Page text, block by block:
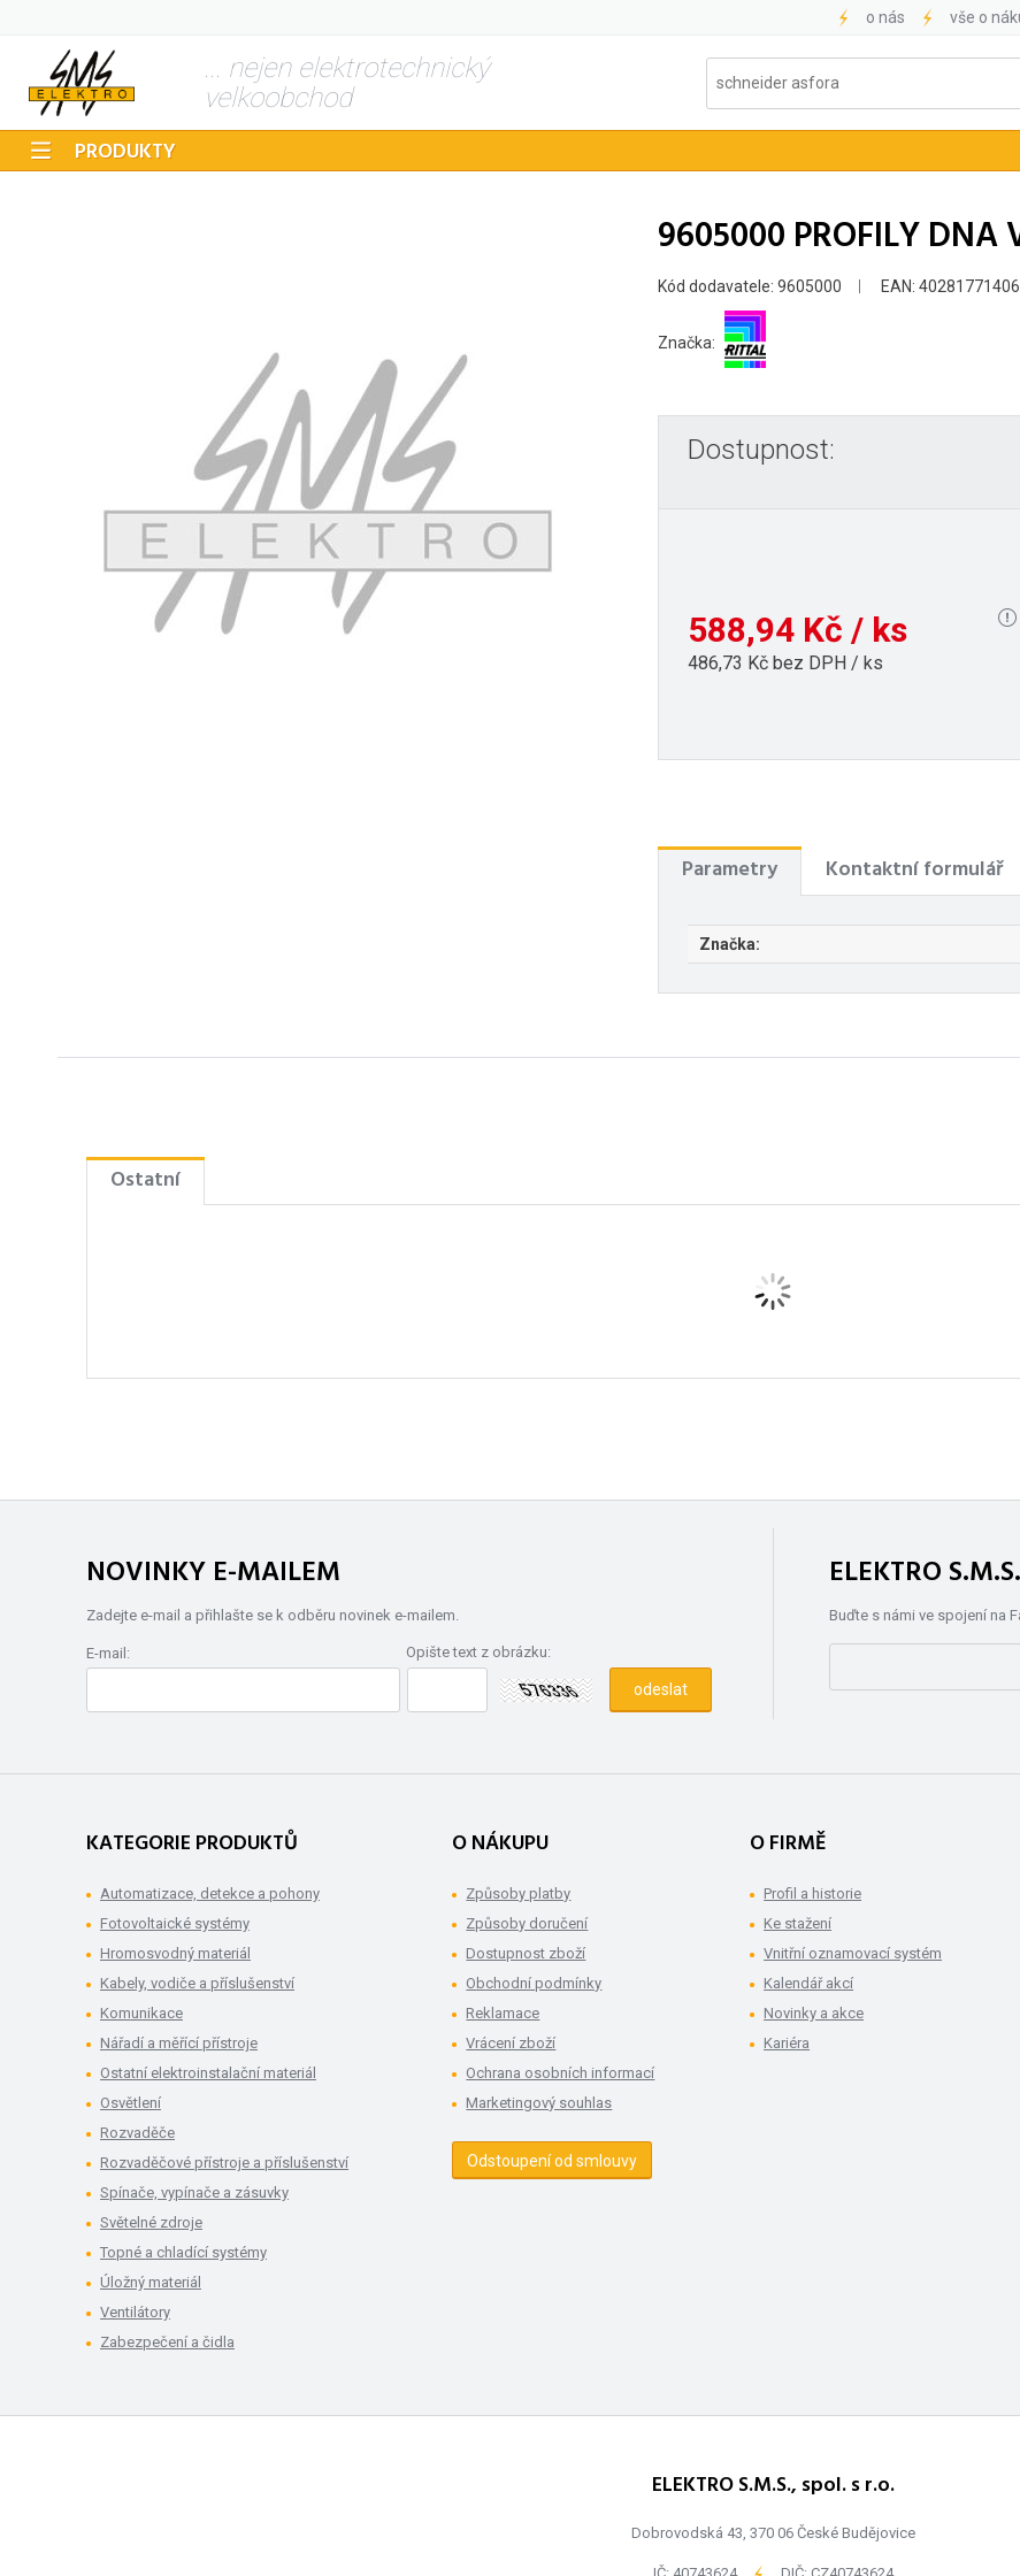
o nás vše o
... nejen elektrotechnický
velkoobchod
PRODUKTY
9605000 PROFILY
Kód dodavatele: 9605000 EAN:
Značka:
Dostupnost:
588,94 Kč / ks
486,73 Kč bez DPH / ks
Parametry Kontaktní formulář
Značka:
Ostatní
NOVINKY E-MAILEM
Zadejte e-mail a přihlašte se k odběru novinek e-mailem.
E-mail: Opište text z obrázku:
ELEKTRO
Buďte s námi ve spojení na
KATEGORIE PRODUKTŮ
Automatizace, detekce a pohony
Fotovoltaické systémy
Hromosvodný materiál
Kabely, vodiče a příslušenství
Komunikace
Nářadí a měřící přístroje
Ostatní elektroinstalační materiál
Osvětlení
Rozvaděče
Rozvaděčové přístroje a příslušenství
Spínače, vypínače a zásuvky
Světelné zdroje
Topné a chladící systémy
Úložný materiál
Ventilátory
Zabezpečení a čidla
O NÁKUPU
Způsoby platby
Způsoby doručení
Dostupnost zboží
Obchodní podmínky
Reklamace
Vrácení zboží
Ochrana osobních informací
Marketingový souhlas
Odstoupení od smlouvy
O FIRMĚ
Profil a historie
Ke stažení
Vnitřní oznamovací systém
Kalendář akcí
Novinky a akce
Kariéra
ELEKTRO S.M.S., spol. s r.o.
Dobrovodská 43, 370 06 České Budějovice